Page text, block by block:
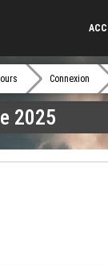
Connexion
2025